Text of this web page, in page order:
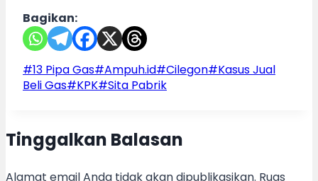
Bagikan:
Post
Tags:
#13 Pipa Gas#Ampuh.id#Cilegon#Kasus Jual
Beli Gas#KPK#Sita Pabrik
Tinggalkan Balasan
Alamat email Anda tidak akan dipublikasikan. Ruas